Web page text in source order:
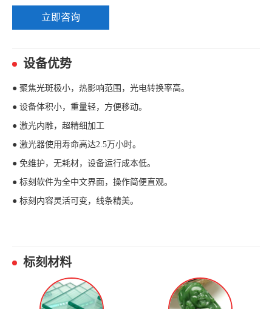
立即咨询
设备优势
● 聚焦光斑极小，热影响范围，光电转换率高。
● 设备体积小，重量轻，方便移动。
● 激光内雕，超精细加工
● 激光器使用寿命高达2.5万小时。
● 免维护，无耗材，设备运行成本低。
● 标刻软件为全中文界面，操作简便直观。
● 标刻内容灵活可变，线条精美。
标刻材料